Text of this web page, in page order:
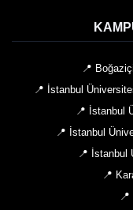
📍
📍 İstanbul
📍 İstanbul
📍 İstanbul
📍 İstanbul
📍